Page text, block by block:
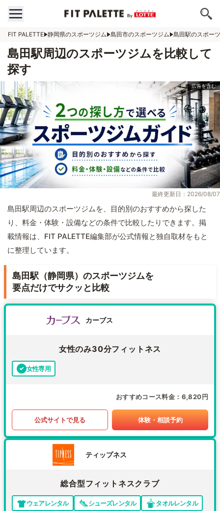
FIT PALETTE 静岡県のスポーツジム 島田市のスポーツジム 島田駅のスポー
島田駅周辺のスポーツジムを比較して
探す
最終更新日：2026/08/07
島田駅周辺のスポーツジムを、目的別のおすすめから探した
り、料金・体験・設備などの条件で比較したりできます。掲
載情報は、FIT PALETTE編集部が公式情報と独自取材をもと
に整理しています。
島田駅（静岡県）のスポーツジムを
要点だけでサクッと比較
カーブス
女性のみ30分フィットネス
女性専用
おすすめコース料金 6,820円
公式サイトで見る 体験・相談予約
ティップネス
総合型フィットネスクラブ
ウェアレンタル シューズレンタル
タオルレンタル